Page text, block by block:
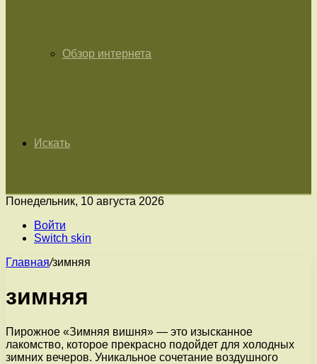
Обзор интернета
Искать
Понедельник, 10 августа 2026
Войти
Switch skin
Главная/зимняя
зимняя
Пирожное «Зимняя вишня» — это изысканное
лакомство, которое прекрасно подойдет для холодных
зимних вечеров. Уникальное сочетание воздушного